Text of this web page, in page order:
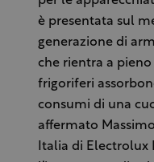
è presentata sul
generazione di
che rientra a pieno
frigoriferi
consumi di una
affermato
Italia di Electrolux